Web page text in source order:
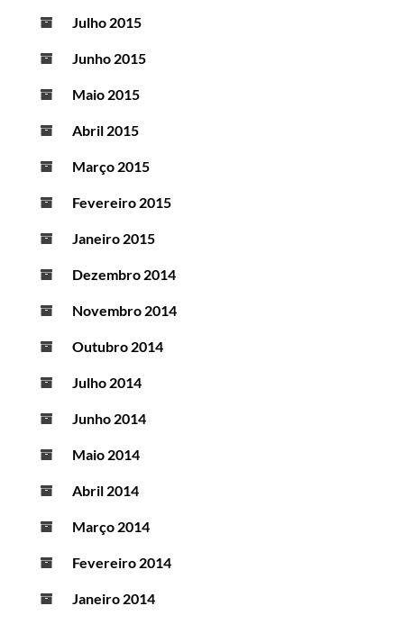
Julho 2015
Junho 2015
Maio 2015
Abril 2015
Março 2015
Fevereiro 2015
Janeiro 2015
Dezembro 2014
Novembro 2014
Outubro 2014
Julho 2014
Junho 2014
Maio 2014
Abril 2014
Março 2014
Fevereiro 2014
Janeiro 2014